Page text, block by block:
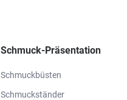
Schmuck-Präsentation
Schmuckbüsten
Schmuckständer